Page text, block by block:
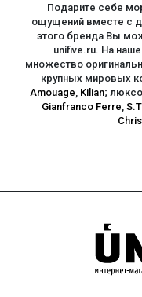
Подарите себе
ощущений вместе с
этого бренда Вы
unifive.ru. На
множество
крупных мировых
Amouage, Kilian;
Gianfranco Ferre,